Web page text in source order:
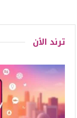
ترند الٱن